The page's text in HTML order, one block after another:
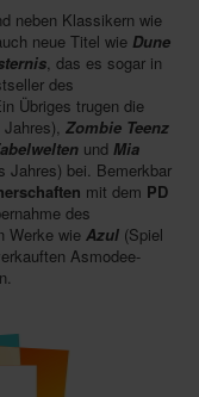
neben Klassikern wie
neue Titel wie Dune
, das es sogar in
des
Übriges trugen die
Zombie Teenz
und Mia
Jahres) bei. Bemerkbar
mit dem PD
des
Werke wie Azul (Spiel
Asmodee-